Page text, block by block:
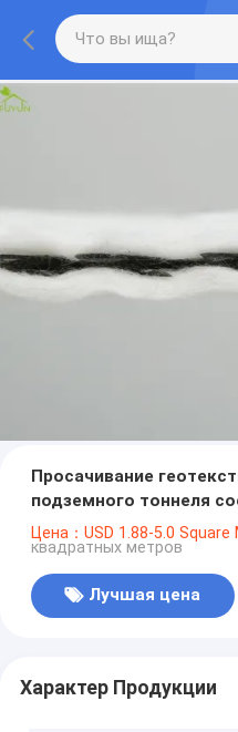
Просачивание
подземного тоннеля
Цена：USD 1.88-5.0 Square
квадратных метров
Лучшая цена
Характер Продукции